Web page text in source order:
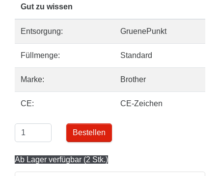
Gut zu wissen
Entsorgung: GruenePunkt
Füllmenge: Standard
Marke: Brother
CE: CE-Zeichen
Bestellen
Ab Lager verfügbar (2 Stk.)